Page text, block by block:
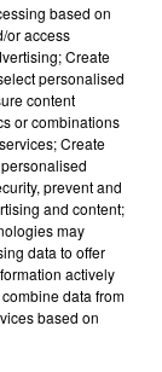
devant un
où le
sursis
pour leurs
de rendre
sursis et
les deux
Kaaris
2018
based on
or access
Create
personalised
content
or combinations
Create
prevent and
and content;
may
data to offer
actively
data from
based on